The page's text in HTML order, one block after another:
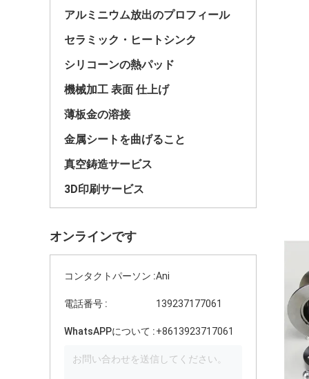
アルミニウム放出のプロフィール
セラミック・ヒートシンク
シリコーンの熱パッド
機械加工 表面 仕上げ
薄板金の溶接
金属シートを曲げること
真空鋳造サービス
3D印刷サービス
オンラインです
コンタクトパーソン :Ani
電話番号 : 139237177061
WhatsAPPについて :+8613923717061